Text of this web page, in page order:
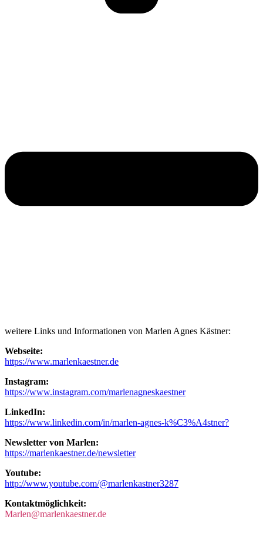
weitere Links und Informationen von Marlen Agnes Kästner:
Webseite:
https://www.marlenkaestner.de
Instagram:
https://www.instagram.com/marlenagneskaestner
LinkedIn:
https://www.linkedin.com/in/marlen-agnes-k%C3%A4stner?
Newsletter von Marlen:
https://marlenkaestner.de/newsletter
Youtube:
http://www.youtube.com/@marlenkastner3287
Kontaktmöglichkeit:
Marlen@marlenkaestner.de